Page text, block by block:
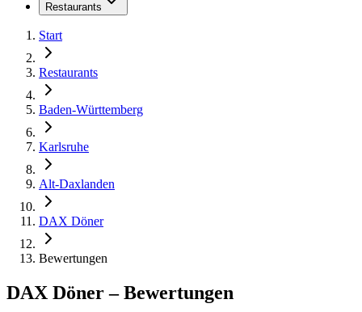
Restaurants
Start
Restaurants
Baden-Württemberg
Karlsruhe
Alt-Daxlanden
DAX Döner
Bewertungen
DAX Döner – Bewertungen